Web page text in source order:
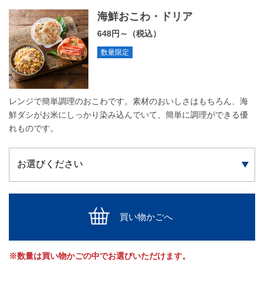
海鮮おこわ・ドリア
648円～（税込）
数量限定
レンジで簡単調理のおこわです。素材のおいしさはもちろん、海
鮮ダシがお米にしっかり染み込んでいて、簡単に調理ができる優
れものです。
買い物かごへ
※数量は買い物かごの中でお選びいただけます。